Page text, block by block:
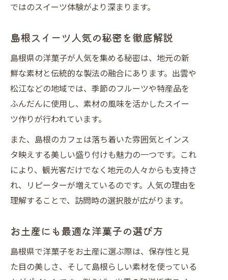
ではのスイーツ体験がより深まります。
島根スイーツ人気の秘密を徹底解説
島根県の洋菓子が人気を集める秘密は、地元の新
鮮な素材と伝統的な製法の融合にあります。出雲や
松江などの地域では、季節のフルーツや特産品を
ふんだんに使用し、素材の風味を活かしたスイー
ツ作りが行われています。
また、島根のカフェは落ち着いた雰囲気とインス
タ映えする美しい盛り付けも魅力の一つです。これ
により、観光客だけでなく地元の人々からも支持さ
れ、リピーターが増えているのです。人気の理由を
理解することで、訪問時の選択肢が広がります。
お土産にも最適な洋菓子の選び方
島根県で洋菓子をお土産に選ぶ際は、保存性と見
た目の美しさ、そして島根らしい素材を使っている